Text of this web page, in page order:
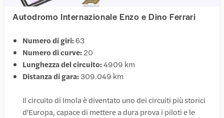
Autodromo Internazionale Enzo e Dino Ferrari
Numero di giri:63
Numero di curve: 20
Lunghezza del circuito:4909 km
Distanza di gara: 309.049 km
Il circuito di Imola è diventato uno dei circuiti più storici
d'Europa, capace di mettere a dura prova i piloti e le